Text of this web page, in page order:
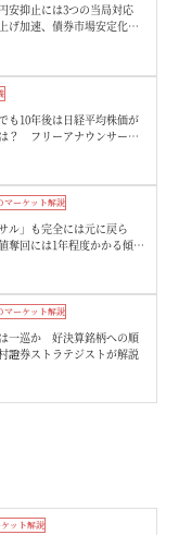
安抑止には3つの当局対応
げ加速、債券市場安定化
も10年後は日経平均株価が
？ フリーアナウンサー・
マーケット解説
ル」も完全には元に戻ら
回には1年程度かかる傾
マーケット解説
一巡か 好決算銘柄への順
券ストラテジストが解説
ット解説